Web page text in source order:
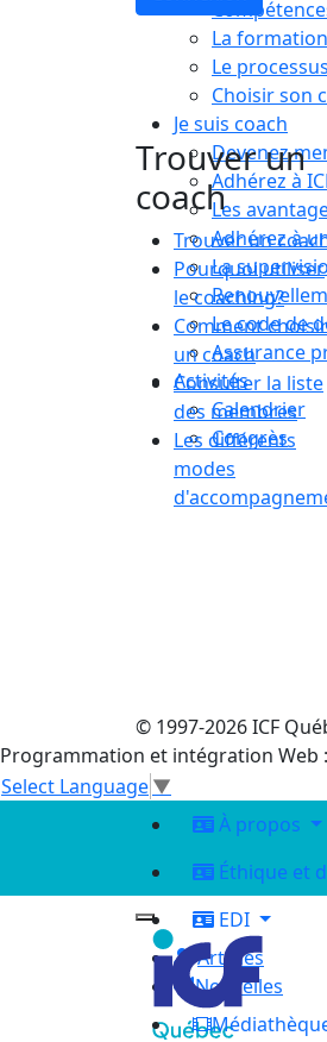
La formation
Le
Choisir son
Je suis coach
Devenez
Adhérez à
Les
Adhérez à
La
Le code de
Assurance
Activités
Calendrier
Congrès
Trouver un
coach
Trouver un
Pourquoi utiliser
le coaching?
Comment choisir
un coach
Consulter la liste
des membres
Les différents
modes
© 1997-2026 ICF
Programmation et intégration Web :
Select Language▼
À propos
Éthique et
EDI
Articles
Nouvelles